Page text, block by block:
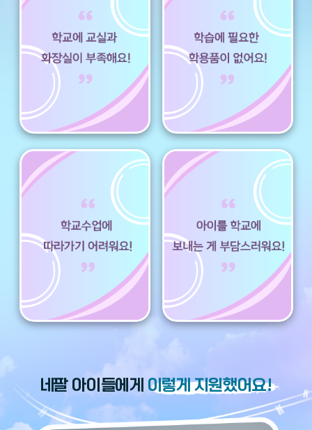
네팔 아이들에게 이렇게 지원했어요!